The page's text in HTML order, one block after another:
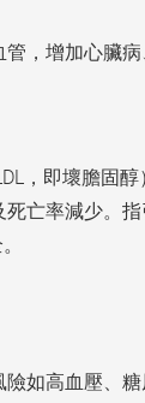
，增加心臟
，即壞膽固
亡率減少。
如高血壓、